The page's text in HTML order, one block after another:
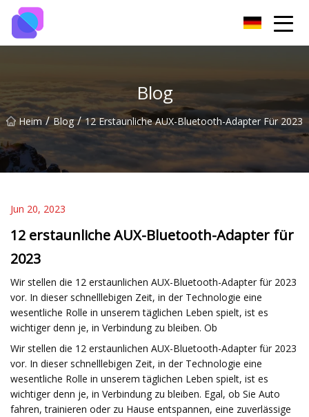
Blog
Heim / Blog / 12 Erstaunliche AUX-Bluetooth-Adapter Für 2023
Jun 20, 2023
12 erstaunliche AUX-Bluetooth-Adapter für
2023
Wir stellen die 12 erstaunlichen AUX-Bluetooth-Adapter für 2023
vor. In dieser schnelllebigen Zeit, in der Technologie eine
wesentliche Rolle in unserem täglichen Leben spielt, ist es
wichtiger denn je, in Verbindung zu bleiben. Ob
Wir stellen die 12 erstaunlichen AUX-Bluetooth-Adapter für 2023
vor. In dieser schnelllebigen Zeit, in der Technologie eine
wesentliche Rolle in unserem täglichen Leben spielt, ist es
wichtiger denn je, in Verbindung zu bleiben. Egal, ob Sie Auto
fahren, trainieren oder zu Hause entspannen, eine zuverlässige